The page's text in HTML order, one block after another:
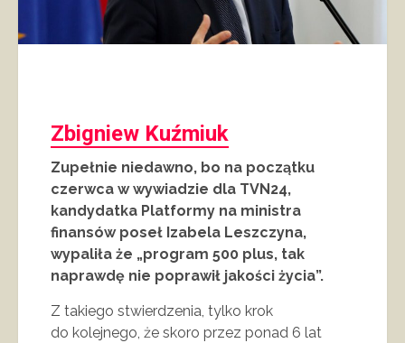
Zbigniew Kuźmiuk
Zupełnie niedawno, bo na początku
czerwca w wywiadzie dla TVN24,
kandydatka Platformy na ministra
finansów poseł Izabela Leszczyna,
wypaliła że „program 500 plus, tak
naprawdę nie poprawił jakości życia”.
Z takiego stwierdzenia, tylko krok
do kolejnego, że skoro przez ponad 6 lat